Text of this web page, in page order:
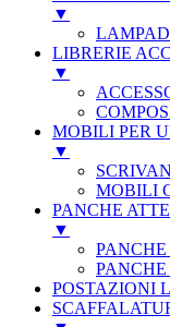
▼
LIBRERIE
▼
MOBILI PER
▼
MOBILI
PANCHE
▼
PANCHE
PANCHE
POSTAZIONI